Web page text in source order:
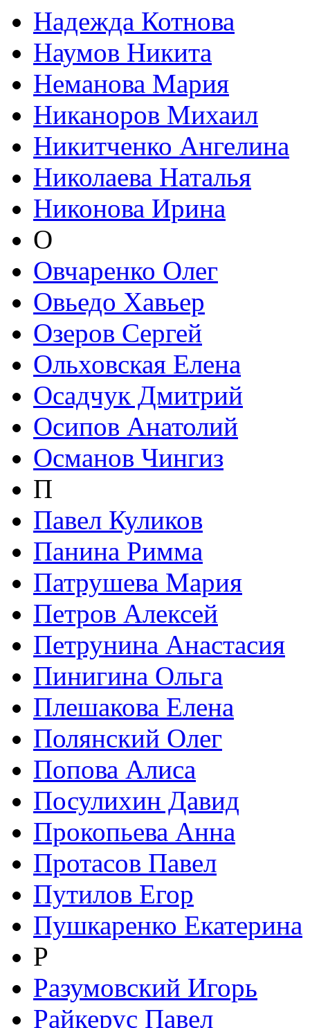
Надежда Котнова
Наумов Никита
Неманова Мария
Никаноров Михаил
Никитченко Ангелина
Николаева Наталья
Никонова Ирина
О
Овчаренко Олег
Овьедо Хавьер
Озеров Сергей
Ольховская Елена
Осадчук Дмитрий
Осипов Анатолий
Османов Чингиз
П
Павел Куликов
Панина Римма
Патрушева Мария
Петров Алексей
Петрунина Анастасия
Пинигина Ольга
Плешакова Елена
Полянский Олег
Попова Алиса
Посулихин Давид
Прокопьева Анна
Протасов Павел
Путилов Егор
Пушкаренко Екатерина
Р
Разумовский Игорь
Райкерус Павел